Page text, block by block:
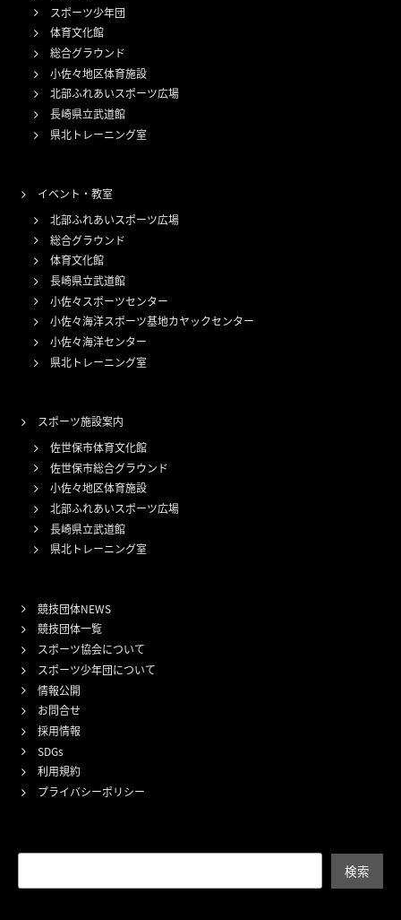
スポーツ少年団
体育文化館
総合グラウンド
小佐々地区体育施設
北部ふれあいスポーツ広場
長崎県立武道館
県北トレーニング室
イベント・教室
北部ふれあいスポーツ広場
総合グラウンド
体育文化館
長崎県立武道館
小佐々スポーツセンター
小佐々海洋スポーツ基地カヤックセンター
小佐々海洋センター
県北トレーニング室
スポーツ施設案内
佐世保市体育文化館
佐世保市総合グラウンド
小佐々地区体育施設
北部ふれあいスポーツ広場
長崎県立武道館
県北トレーニング室
競技団体NEWS
競技団体一覧
スポーツ協会について
スポーツ少年団について
情報公開
お問合せ
採用情報
SDGs
利用規約
プライバシーポリシー
検索